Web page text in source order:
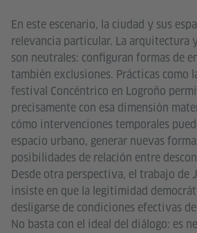
En este escenario, la ciudad y sus
relevancia particular. La arquitectura
son neutrales: configuran formas de
también exclusiones. Prácticas como
festival Concéntrico en Logroño
precisamente con esa dimensión
cómo intervenciones temporales
espacio urbano, generar nuevas
posibilidades de relación entre
Desde otra perspectiva, el trabajo de
insiste en que la legitimidad
desligarse de condiciones efectivas
No basta con el ideal del diálogo: es